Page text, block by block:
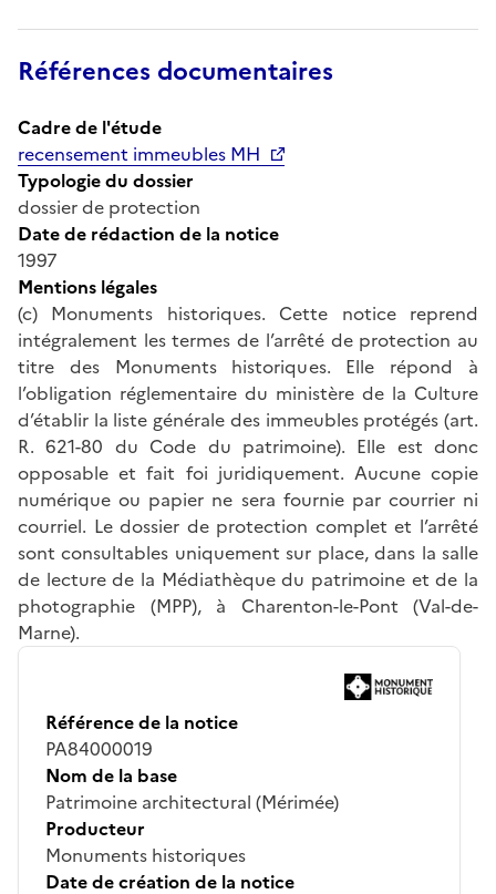
Références documentaires
Cadre de l'étude
recensement immeubles MH
Typologie du dossier
dossier de protection
Date de rédaction de la notice
1997
Mentions légales
(c) Monuments historiques. Cette notice reprend
intégralement les termes de l’arrêté de protection au
titre des Monuments historiques. Elle répond à
l’obligation réglementaire du ministère de la Culture
d’établir la liste générale des immeubles protégés (art.
R. 621-80 du Code du patrimoine). Elle est donc
opposable et fait foi juridiquement. Aucune copie
numérique ou papier ne sera fournie par courrier ni
courriel. Le dossier de protection complet et l’arrêté
sont consultables uniquement sur place, dans la salle
de lecture de la Médiathèque du patrimoine et de la
photographie (MPP), à Charenton-le-Pont (Val-de-
Marne).
Référence de la notice
PA84000019
Nom de la base
Patrimoine architectural (Mérimée)
Producteur
Monuments historiques
Date de création de la notice